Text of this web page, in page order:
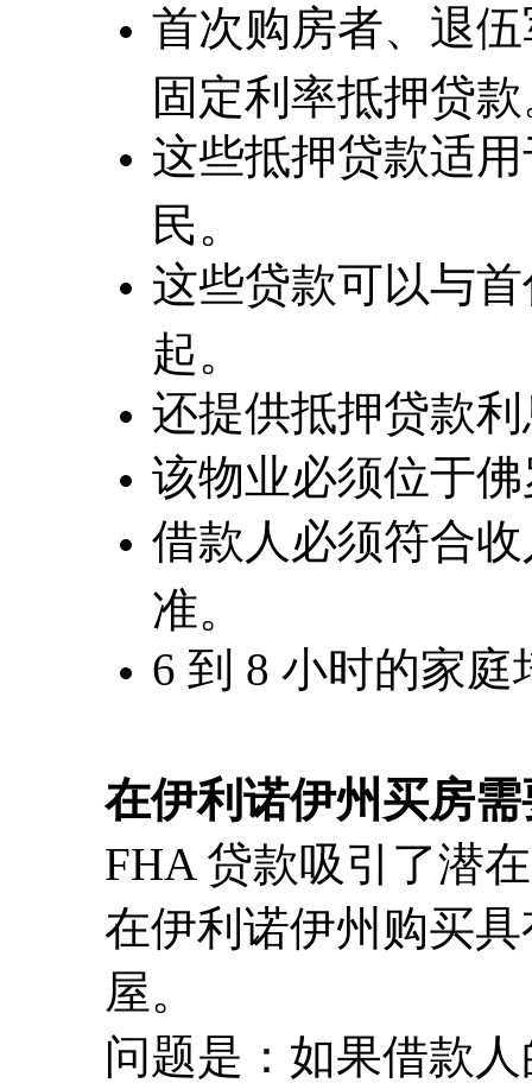
首次购房者、退
固定利率抵押贷
这些抵押贷款适
民。
这些贷款可以与
起。
还提供抵押贷款
该物业必须位于
借款人必须符合
准。
6 到 8 小时的家
在伊利诺伊州买房
FHA 贷款吸引了潜
在伊利诺伊州购买
屋。
问题是：如果借款